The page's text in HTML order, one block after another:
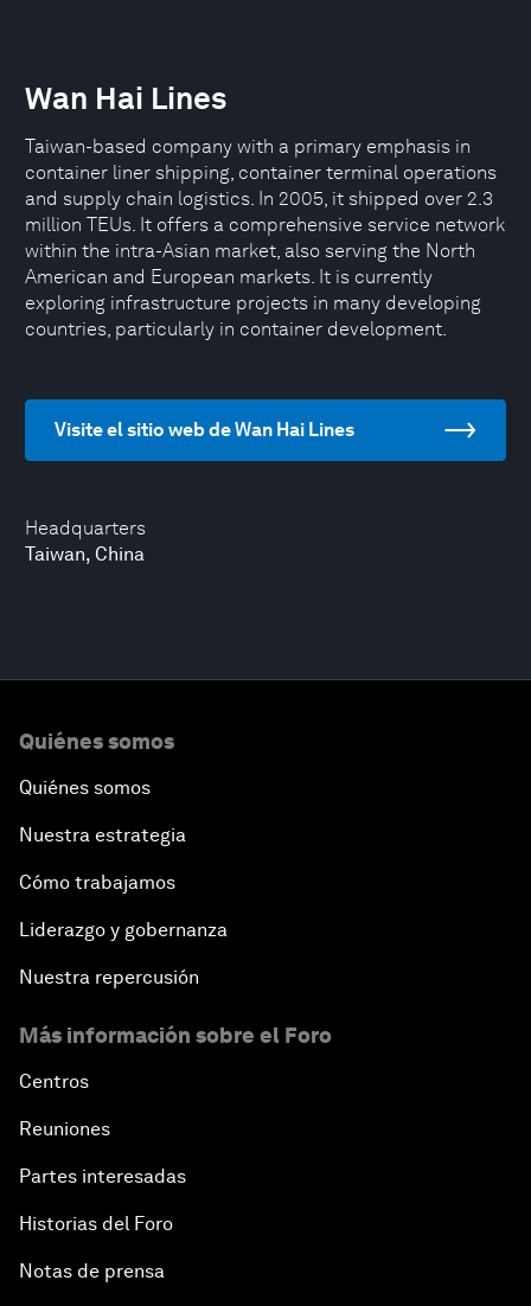
Headquarters
Taiwan, China
Wan Hai Lines
Taiwan-based company with a primary emphasis in
container liner shipping, container terminal operations
and supply chain logistics. In 2005, it shipped over 2.3
million TEUs. It offers a comprehensive service network
within the intra-Asian market, also serving the North
American and European markets. It is currently
exploring infrastructure projects in many developing
countries, particularly in container development.
Visite el sitio web de Wan Hai Lines
Quiénes somos
Quiénes somos
Nuestra estrategia
Cómo trabajamos
Liderazgo y gobernanza
Nuestra repercusión
Más información sobre el Foro
Centros
Reuniones
Partes interesadas
Historias del Foro
Notas de prensa